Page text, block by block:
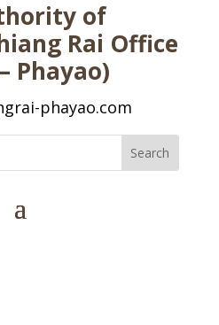
of
Rai Office
Phayao)
phayao.com